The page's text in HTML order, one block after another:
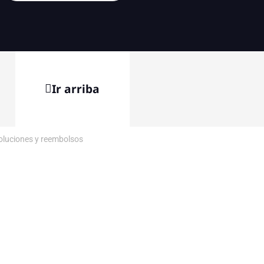
Ir arriba
y reembolsos